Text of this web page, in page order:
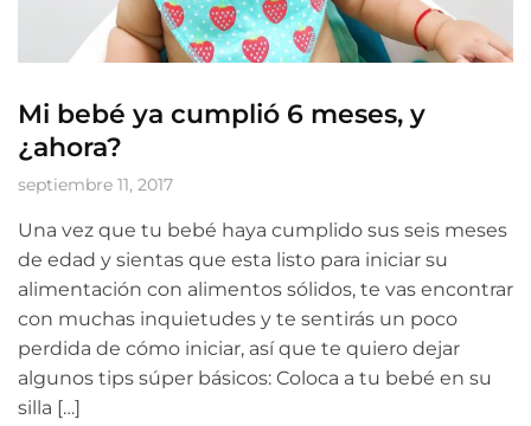
Mi bebé ya cumplió 6 meses, y
¿ahora?
septiembre 11, 2017
Una vez que tu bebé haya cumplido sus seis meses
de edad y sientas que esta listo para iniciar su
alimentación con alimentos sólidos, te vas encontrar
con muchas inquietudes y te sentirás un poco
perdida de cómo iniciar, así que te quiero dejar
algunos tips súper básicos: Coloca a tu bebé en su
silla […]